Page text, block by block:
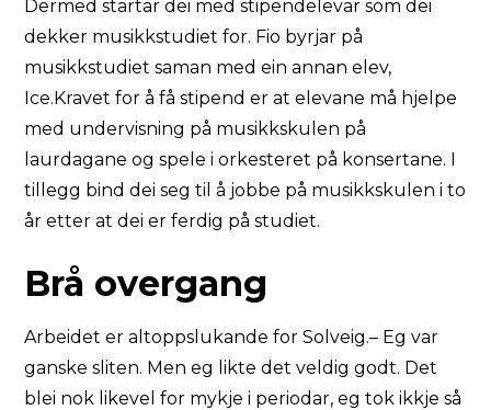
Dermed startar dei med stipendelevar som dei
dekker musikkstudiet for. Fio byrjar på
musikkstudiet saman med ein annan elev,
Ice.Kravet for å få stipend er at elevane må hjelpe
med undervisning på musikkskulen på
laurdagane og spele i orkesteret på konsertane. I
tillegg bind dei seg til å jobbe på musikkskulen i to
år etter at dei er ferdig på studiet.
Brå overgang
Arbeidet er altoppslukande for Solveig.– Eg var
ganske sliten. Men eg likte det veldig godt. Det
blei nok likevel for mykje i periodar, eg tok ikkje så